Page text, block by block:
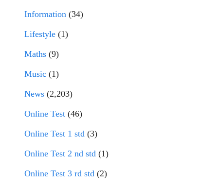
Information (34)
Lifestyle (1)
Maths (9)
Music (1)
News (2,203)
Online Test (46)
Online Test 1 std (3)
Online Test 2 nd std (1)
Online Test 3 rd std (2)